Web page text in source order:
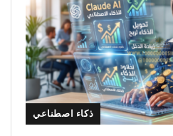
ذكاء اصطناعي